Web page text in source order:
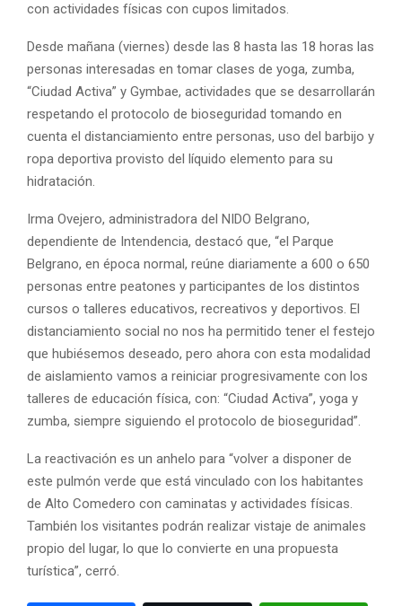
con actividades físicas con cupos limitados.
Desde mañana (viernes) desde las 8 hasta las 18 horas las
personas interesadas en tomar clases de yoga, zumba,
“Ciudad Activa” y Gymbae, actividades que se desarrollarán
respetando el protocolo de bioseguridad tomando en
cuenta el distanciamiento entre personas, uso del barbijo y
ropa deportiva provisto del líquido elemento para su
hidratación.
Irma Ovejero, administradora del NIDO Belgrano,
dependiente de Intendencia, destacó que, “el Parque
Belgrano, en época normal, reúne diariamente a 600 o 650
personas entre peatones y participantes de los distintos
cursos o talleres educativos, recreativos y deportivos. El
distanciamiento social no nos ha permitido tener el festejo
que hubiésemos deseado, pero ahora con esta modalidad
de aislamiento vamos a reiniciar progresivamente con los
talleres de educación física, con: “Ciudad Activa”, yoga y
zumba, siempre siguiendo el protocolo de bioseguridad”.
La reactivación es un anhelo para “volver a disponer de
este pulmón verde que está vinculado con los habitantes
de Alto Comedero con caminatas y actividades físicas.
También los visitantes podrán realizar vistaje de animales
propio del lugar, lo que lo convierte en una propuesta
turística”, cerró.